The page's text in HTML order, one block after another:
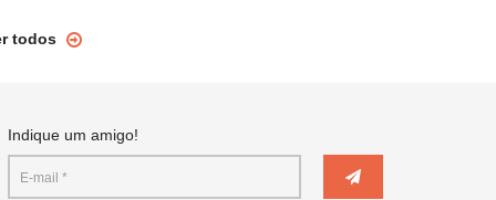
todos
Indique um amigo!